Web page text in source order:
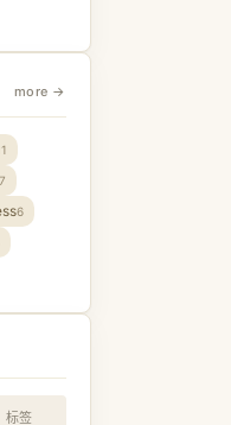
more →
7
6
标签